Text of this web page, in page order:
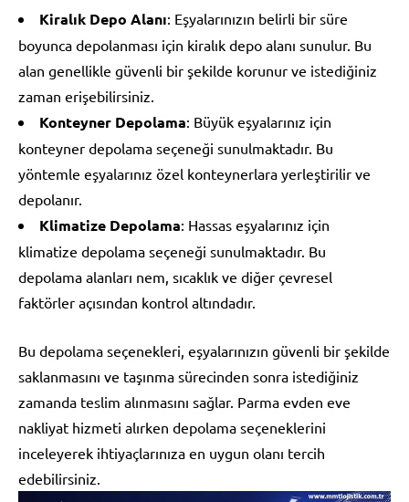
Kiralık Depo Alanı: Eşyalarınızın belirli bir süre
boyunca depolanması için kiralık depo alanı sunulur. Bu
alan genellikle güvenli bir şekilde korunur ve istediğiniz
zaman erişebilirsiniz.
Konteyner Depolama: Büyük eşyalarınız için
konteyner depolama seçeneği sunulmaktadır. Bu
yöntemle eşyalarınız özel konteynerlara yerleştirilir ve
depolanır.
Klimatize Depolama: Hassas eşyalarınız için
klimatize depolama seçeneği sunulmaktadır. Bu
depolama alanları nem, sıcaklık ve diğer çevresel
faktörler açısından kontrol altındadır.
Bu depolama seçenekleri, eşyalarınızın güvenli bir şekilde
saklanmasını ve taşınma sürecinden sonra istediğiniz
zamanda teslim alınmasını sağlar. Parma evden eve
nakliyat hizmeti alırken depolama seçeneklerini
inceleyerek ihtiyaçlarınıza en uygun olanı tercih
edebilirsiniz.